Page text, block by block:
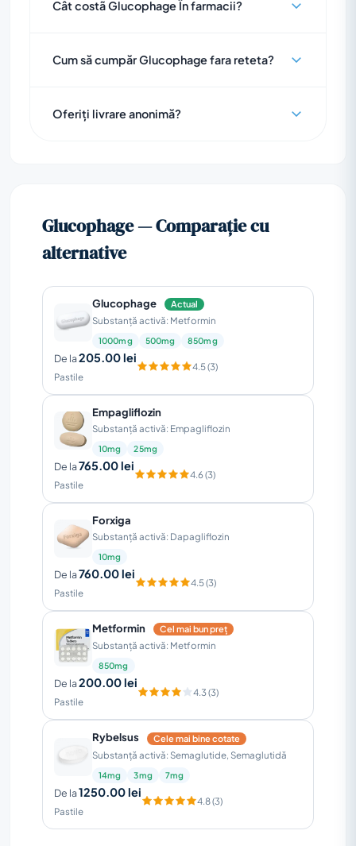
Cât costã Glucophage În farmacii?
Cum să cumpăr Glucophage fara reteta?
Oferiți livrare anonimă?
Glucophage — Comparație cu
alternative
Glucophage Actual
Substanță activă: Metformin
1000mg 500mg 850mg
De la205.00 lei
Pastile
4.5 (3)
Empagliflozin
Substanță activă: Empagliflozin
10mg 25mg
De la765.00 lei
Pastile
4.6 (3)
Forxiga
Substanță activă: Dapagliflozin
10mg
De la760.00 lei
Pastile
4.5 (3)
Metformin Cel mai bun preț
Substanță activă: Metformin
850mg
De la200.00 lei
Pastile
4.3 (3)
Rybelsus Cele mai bine cotate
Substanță activă: Semaglutide, Semaglutidă
14mg 3mg 7mg
De la1250.00 lei
Pastile
4.8 (3)